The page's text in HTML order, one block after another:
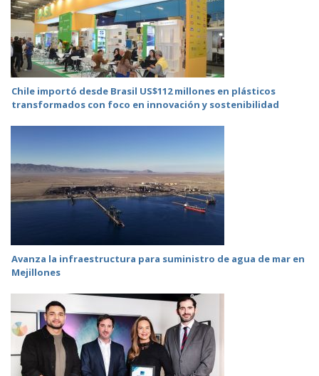
Chile importó desde Brasil US$112 millones en plásticos
transformados con foco en innovación y sostenibilidad
Avanza la infraestructura para suministro de agua de mar en
Mejillones